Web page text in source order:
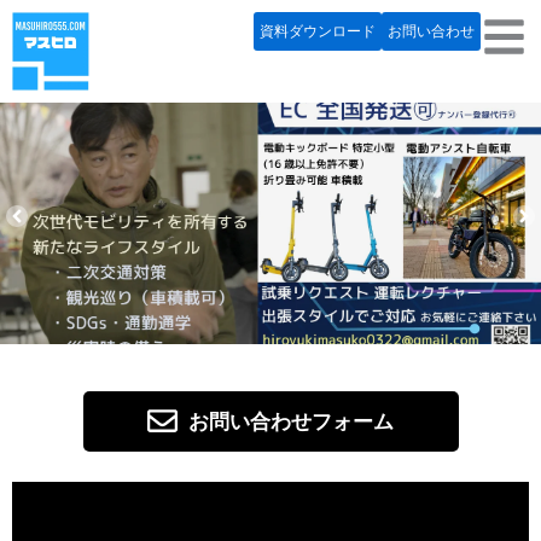
内
を
ス
キ
プ
お問い合わせ
資料ダウンロード
お問い合わせフォーム